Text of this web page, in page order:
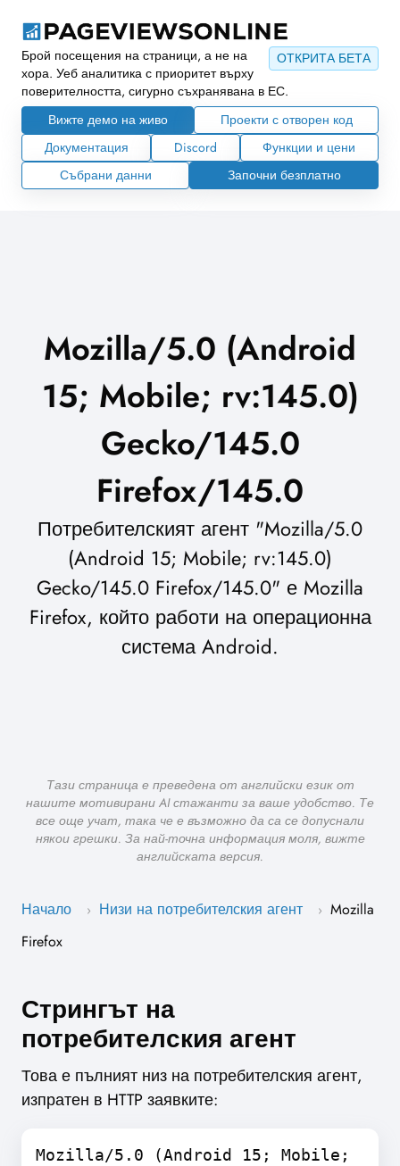
ОТКРИТА БЕТА
Брой посещения на страници, а не на
хора. Уеб аналитика с приоритет върху
поверителността, сигурно съхранявана в ЕС.
Вижте демо на живо
Проекти с отворен код
Документация
Discord
Функции и цени
Събрани данни
Започни безплатно
Mozilla/5.0 (Android
15; Mobile; rv:145.0)
Gecko/145.0
Firefox/145.0
Потребителският агент "Mozilla/5.0
(Android 15; Mobile; rv:145.0)
Gecko/145.0 Firefox/145.0" е Mozilla
Firefox, който работи на операционна
система Android.
Тази страница е преведена от английски език от
нашите мотивирани AI стажанти за ваше удобство. Те
все още учат, така че е възможно да са се допуснали
някои грешки. За най-точна информация моля, вижте
английската версия.
Начало › Низи на потребителския агент › Mozilla
Firefox
Стрингът на
потребителския агент
Това е пълният низ на потребителския агент,
изпратен в HTTP заявките:
Mozilla/5.0 (Android 15; Mobile;